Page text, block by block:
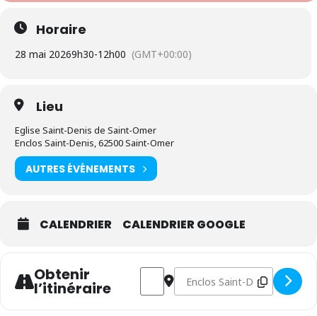
Horaire
28 mai 20269h30-12h00 (GMT+00:00)
Lieu
Eglise Saint-Denis de Saint-Omer
Enclos Saint-Denis, 62500 Saint-Omer
AUTRES ÉVÉNEMENTS
CALENDRIER CALENDRIER GOOGLE
Obtenir
l’itinéraire
Address - Visite de l'église Saint-Denis
Destination Address - Visite